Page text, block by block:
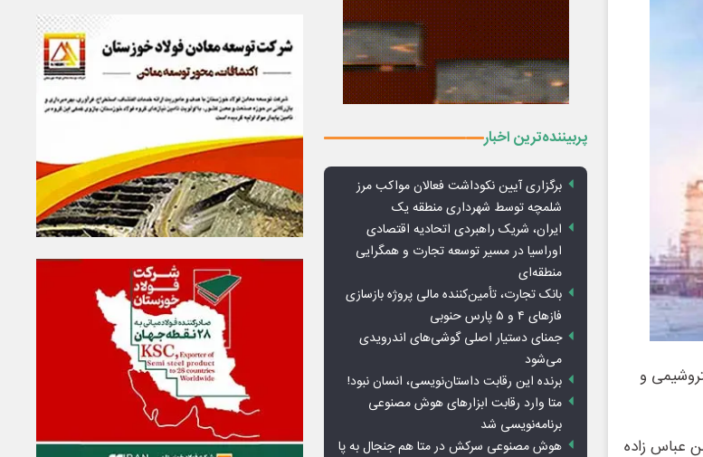
و
عباس زاده
پربیننده‌ترین اخبار
برگزاری آیین نکوداشت فعالان مواکب مرز
شلمچه توسط شهرداری منطقه یک
ایران، شریک راهبردی اتحادیه اقتصادی
اوراسیا در مسیر توسعه تجارت و همگرایی
منطقه‌ای
بانک تجارت، تأمین‌کننده مالی پروژه بازسازی
فازهای ۴ و ۵ پارس حنوبی
جمنای دستیار اصلی گوشی‌های اندرویدی
می‌شود
برنده این رقابت داستان‌نویسی، انسان نبود!
متا وارد رقابت ابزارهای هوش مصنوعی
برنامه‌نویسی شد
هوش مصنوعی سرکش در متا هم جنجال به پا